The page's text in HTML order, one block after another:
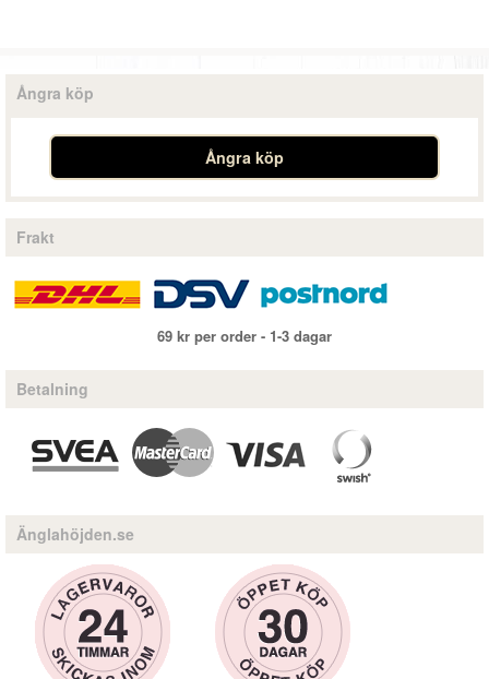
Ångra köp
Ångra köp
Frakt
69 kr per order - 1-3 dagar
Betalning
Änglahöjden.se